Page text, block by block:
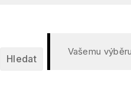
Vašemu
Hledat